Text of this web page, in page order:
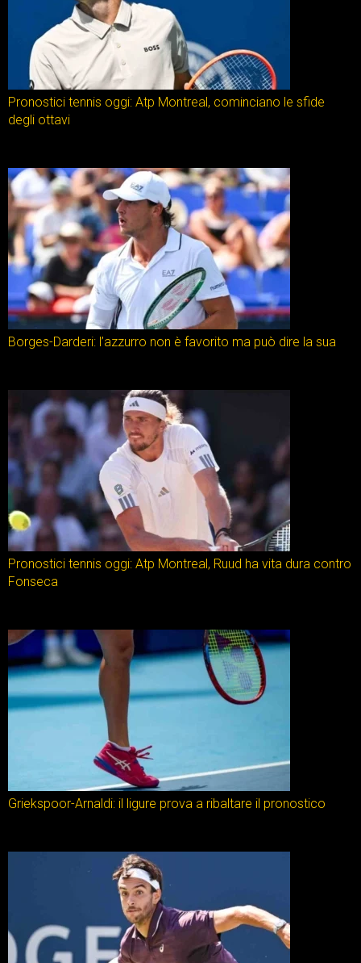
Pronostici tennis oggi: Atp Montreal, cominciano le sfide
degli ottavi
Borges-Darderi: l’azzurro non è favorito ma può dire la sua
Pronostici tennis oggi: Atp Montreal, Ruud ha vita dura contro
Fonseca
Griekspoor-Arnaldi: il ligure prova a ribaltare il pronostico